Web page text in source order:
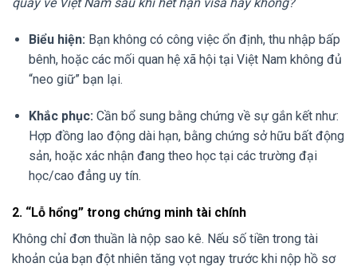
Biểu hiện: Bạn không có công việc ổn định, thu nhập bấp
bênh, hoặc các mối quan hệ xã hội tại Việt Nam không đủ
“neo giữ” bạn lại.
Khắc phục: Cần bổ sung bằng chứng về sự gắn kết như:
Hợp đồng lao động dài hạn, bằng chứng sở hữu bất động
sản, hoặc xác nhận đang theo học tại các trường đại
học/cao đẳng uy tín.
2. “Lỗ hổng” trong chứng minh tài chính
Không chỉ đơn thuần là nộp sao kê. Nếu số tiền trong tài
khoản của bạn đột nhiên tăng vọt ngay trước khi nộp hồ sơ